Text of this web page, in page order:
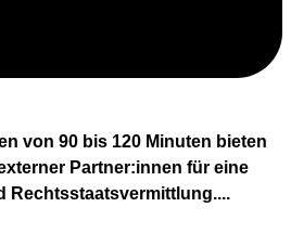
von 90 bis 120 Minuten bieten
Partner:innen für eine
Rechtsstaatsvermittlung....